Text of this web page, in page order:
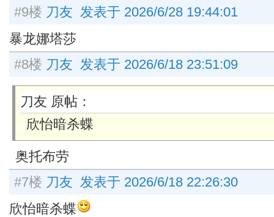
#9楼 刀友 发表于 2026/6/28 19:44:01
暴龙娜塔莎
#8楼 刀友 发表于 2026/6/18 23:51:09
刀友 原帖：
欣怡暗杀蝶
奥托布劳
#7楼 刀友 发表于 2026/6/18 22:26:30
欣怡暗杀蝶